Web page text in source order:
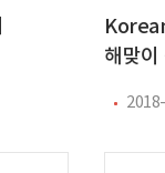
해맞